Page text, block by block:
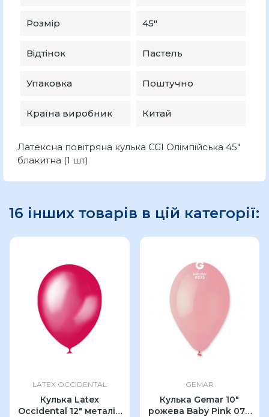
Розмір 45″
Відтінок Пастель
Упаковка Поштучно
Країна виробник Китай
Латексна повітряна кулька CGI Олімпійська 45"
блакитна (1 шт)
16 інших товарів в цій категорії:
LATEX OCCIDENTAL
Кулька Latex
Occidental 12" металік
GEMAR
Кулька Gemar 10"
рожева Baby Pink 073